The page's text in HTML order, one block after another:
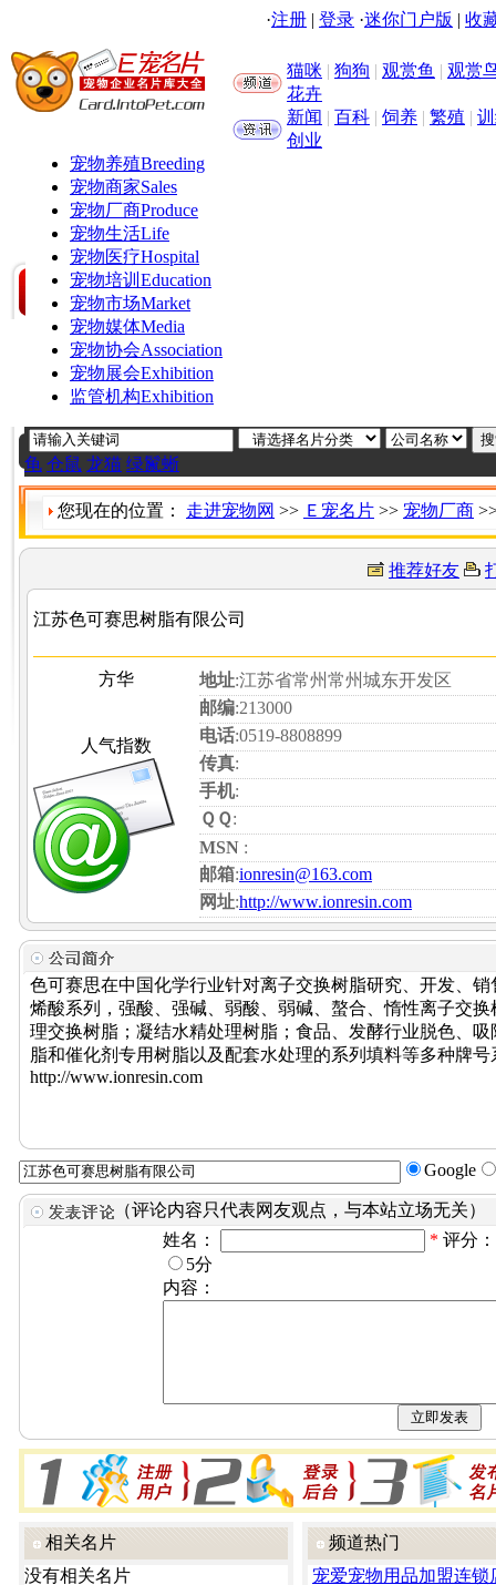
·注册 | 登录 ·迷你门户版 | 收
猫咪 | 狗狗 | 观赏鱼 | 观赏
花卉
新闻 | 百科 | 饲养 | 繁殖 |
创业
宠物养殖Breeding
宠物商家Sales
宠物厂商Produce
宠物生活Life
宠物医疗Hospital
宠物培训 Education
宠物市场Market
宠物媒体Media
宠物协会Association
宠物展会Exhibition
监管机构Exhibition
龟 仓鼠 龙猫 绿鬣蜥
您现在的位置： 走进宠物网 >> Ｅ宠名片 >> 宠物厂商
推荐好友
江苏色可赛思树脂有限公司
方华
人气指数
地址:江苏省常州常州城东开发区
邮编:213000
电话:0519-8808899
传真:
手机:
ＱＱ:
MSN :
邮箱:ionresin@163.com
网址:http://www.ionresin.com
色可赛思在中国化学行业针对离子交换树脂研究、开发、
烯酸系列，强酸、强碱、弱酸、弱碱、螯合、惰性离子交
理交换树脂；凝结水精处理树脂；食品、发酵行业脱色、
脂和催化剂专用树脂以及配套水处理的系列填料等多种牌
http://www.ionresin.com
Google
（评论内容只代表网友观点，与本站立场无关）
姓名：
* 评分
5分
内容：
相关名片
没有相关名片
频道热门
宠爱宠物用品加盟连锁